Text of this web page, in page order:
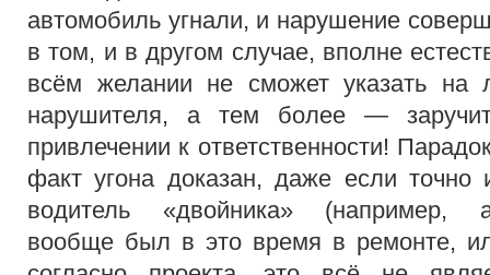
автомобиль угнали, и нарушение
в том, и в другом случае, вполне
всём желании не сможет указать на
нарушителя, а тем более —
привлечении к ответственности!
факт угона доказан, даже если точно
водитель «двойника» (например,
вообще был в это время в ремонте,